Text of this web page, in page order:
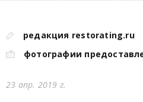
редакция restorating.ru
фотографии
23 апр. 2019 г.